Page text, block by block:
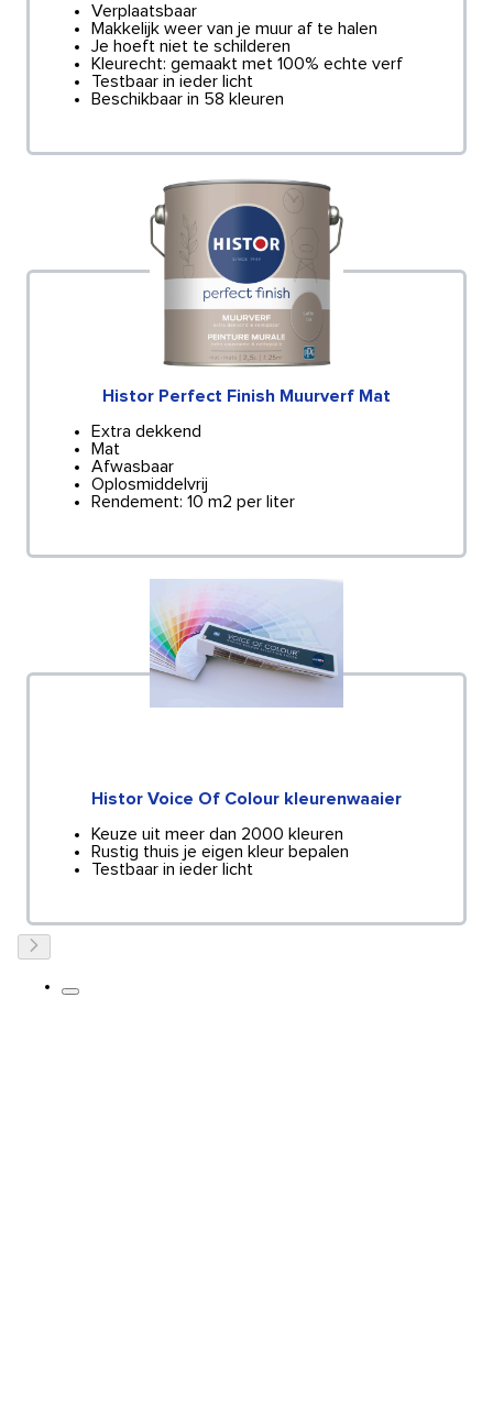
Verplaatsbaar
Makkelijk weer van je muur af te halen
Je hoeft niet te schilderen
Kleurecht: gemaakt met 100% echte verf
Testbaar in ieder licht
Beschikbaar in 58 kleuren
Histor Perfect Finish Muurverf Mat
Extra dekkend
Mat
Afwasbaar
Oplosmiddelvrij
Rendement: 10 m2 per liter
Histor Voice Of Colour kleurenwaaier
Keuze uit meer dan 2000 kleuren
Rustig thuis je eigen kleur bepalen
Testbaar in ieder licht